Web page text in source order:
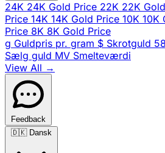
24K 24K Gold Price 22K 22K
Price 14K 14K Gold Price 10K 10K
Price 8K 8K Gold Price
g Guldpris pr. gram $ Skrotguld
Sælg guld MV Smelteværdi
View All →
Feedback
🇩🇰 Dansk